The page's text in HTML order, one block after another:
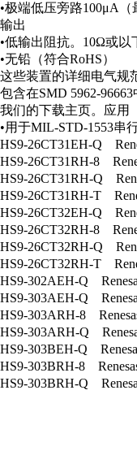
•极端低压旁路100μA
输出
•低输出阻抗。10Ω或以
•无铅（符合RoHS）
这些装置的详细电气规
包含在SMD 5962-
我们的下载主页。应用
•用于MIL-STD-1553串
HS9-26CT31EH-Q
HS9-26CT31RH-8
HS9-26CT31RH-Q
HS9-26CT31RH-T
HS9-26CT32EH-Q
HS9-26CT32RH-8
HS9-26CT32RH-Q
HS9-26CT32RH-T
HS9-302AEH-Q
HS9-303AEH-Q
HS9-303ARH-8
HS9-303ARH-Q
HS9-303BEH-Q
HS9-303BRH-8
HS9-303BRH-Q